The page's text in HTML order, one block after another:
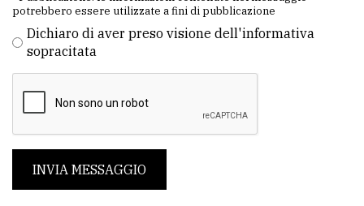
potrebbero essere utilizzate a fini di pubblicazione
Dichiaro di aver preso visione dell'informativa
sopracitata
INVIA MESSAGGIO